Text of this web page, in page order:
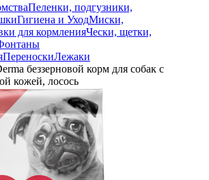
Пеленки, подгузники,
Гигиена и УходМиски,
для кормленияЧески, щетки,
ПереноскиЛежаки
беззерновой корм для собак с
кожей, лосось